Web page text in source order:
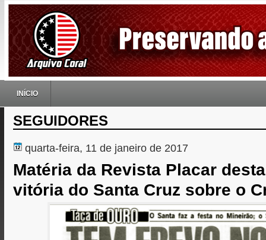
INÍCIO
SEGUIDORES
quarta-feira, 11 de janeiro de 2017
Matéria da Revista Placar
vitória do Santa Cruz sobre o